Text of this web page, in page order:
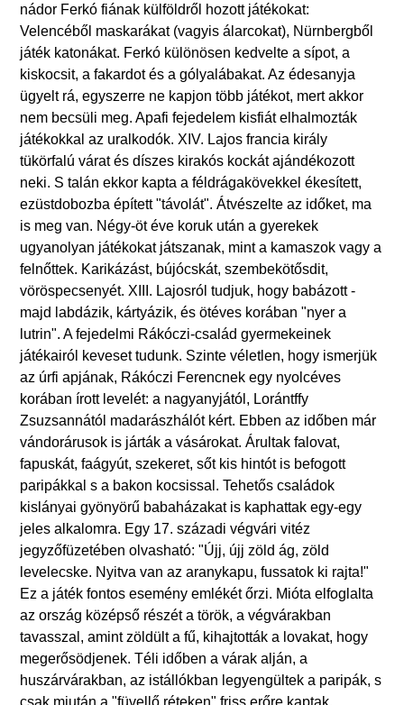
nádor Ferkó fiának külföldről hozott játékokat:
Velencéből maskarákat (vagyis álarcokat), Nürnbergből
játék katonákat. Ferkó különösen kedvelte a sípot, a
kiskocsit, a fakardot és a gólyalábakat. Az édesanyja
ügyelt rá, egyszerre ne kapjon több játékot, mert akkor
nem becsüli meg. Apafi fejedelem kisfiát elhalmozták
játékokkal az uralkodók. XIV. Lajos francia király
tükörfalú várat és díszes kirakós kockát ajándékozott
neki. S talán ekkor kapta a féldrágakövekkel ékesített,
ezüstdobozba épített "távolát". Átvészelte az időket, ma
is meg van. Négy-öt éve koruk után a gyerekek
ugyanolyan játékokat játszanak, mint a kamaszok vagy a
felnőttek. Karikázást, bújócskát, szembekötősdit,
vöröspecsenyét. XIII. Lajosról tudjuk, hogy babázott -
majd labdázik, kártyázik, és ötéves korában "nyer a
lutrin". A fejedelmi Rákóczi-család gyermekeinek
játékairól keveset tudunk. Szinte véletlen, hogy ismerjük
az úrfi apjának, Rákóczi Ferencnek egy nyolcéves
korában írott levelét: a nagyanyjától, Lorántffy
Zsuzsannától madarászhálót kért. Ebben az időben már
vándorárusok is járták a vásárokat. Árultak falovat,
fapuskát, faágyút, szekeret, sőt kis hintót is befogott
paripákkal s a bakon kocsissal. Tehetős családok
kislányai gyönyörű babaházakat is kaphattak egy-egy
jeles alkalomra. Egy 17. századi végvári vitéz
jegyzőfüzetében olvasható: "Újj, újj zöld ág, zöld
levelecske. Nyitva van az aranykapu, fussatok ki rajta!"
Ez a játék fontos esemény emlékét őrzi. Mióta elfoglalta
az ország középső részét a török, a végvárakban
tavasszal, amint zöldült a fű, kihajtották a lovakat, hogy
megerősödjenek. Téli időben a várak alján, a
huszárvárakban, az istállókban legyengültek a paripák, s
csak miután a "füvellő réteken" friss erőre kaptak,